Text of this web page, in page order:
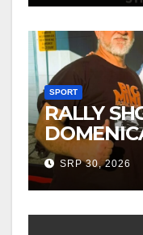
SPORT
RALLY
U AUSTRIJI
SRP 30, 2026